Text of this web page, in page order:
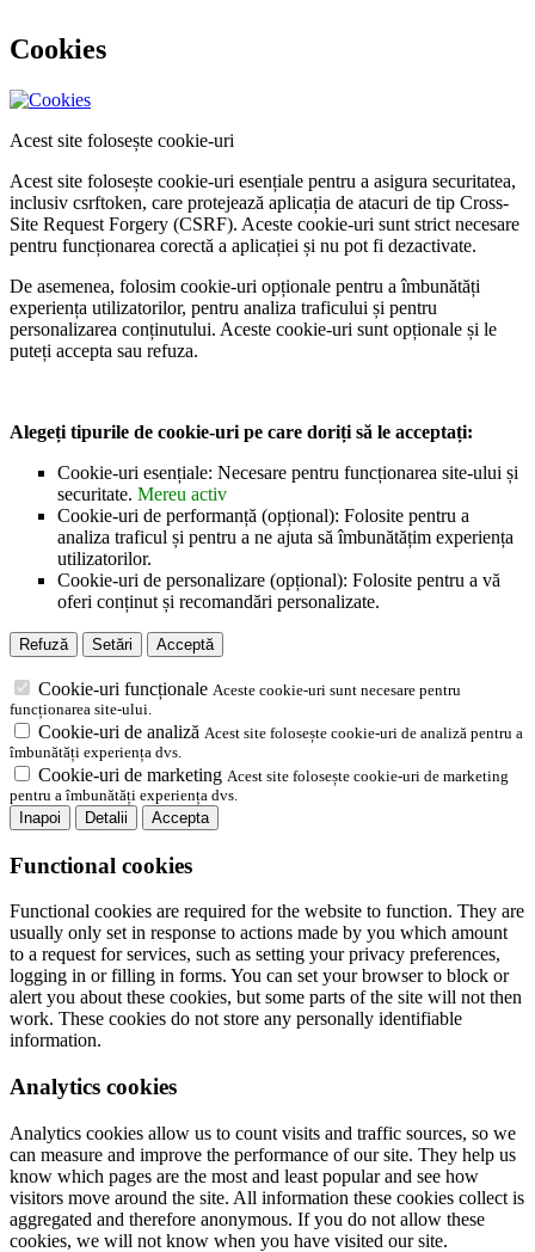
Cookies
Acest site folosește cookie-uri
Acest site folosește cookie-uri esențiale pentru a asigura securitatea,
inclusiv csrftoken, care protejează aplicația de atacuri de tip Cross-
Site Request Forgery (CSRF). Aceste cookie-uri sunt strict necesare
pentru funcționarea corectă a aplicației și nu pot fi dezactivate.
De asemenea, folosim cookie-uri opționale pentru a îmbunătăți
experiența utilizatorilor, pentru analiza traficului și pentru
personalizarea conținutului. Aceste cookie-uri sunt opționale și le
puteți accepta sau refuza.
Alegeți tipurile de cookie-uri pe care doriți să le acceptați:
Cookie-uri esențiale: Necesare pentru funcționarea site-ului și
securitate. Mereu activ
Cookie-uri de performanță (opțional): Folosite pentru a
analiza traficul și pentru a ne ajuta să îmbunătățim experiența
utilizatorilor.
Cookie-uri de personalizare (opțional): Folosite pentru a vă
oferi conținut și recomandări personalizate.
Refuză Setări Acceptă
Cookie-uri funcționale Aceste cookie-uri sunt necesare pentru
funcționarea site-ului.
Cookie-uri de analiză Acest site folosește cookie-uri de analiză pentru a
îmbunătăți experiența dvs.
Cookie-uri de marketing Acest site folosește cookie-uri de marketing
pentru a îmbunătăți experiența dvs.
Inapoi
Detalii Accepta
Functional cookies
Functional cookies are required for the website to function. They are
usually only set in response to actions made by you which amount
to a request for services, such as setting your privacy preferences,
logging in or filling in forms. You can set your browser to block or
alert you about these cookies, but some parts of the site will not then
work. These cookies do not store any personally identifiable
information.
Analytics cookies
Analytics cookies allow us to count visits and traffic sources, so we
can measure and improve the performance of our site. They help us
know which pages are the most and least popular and see how
visitors move around the site. All information these cookies collect is
aggregated and therefore anonymous. If you do not allow these
cookies, we will not know when you have visited our site.